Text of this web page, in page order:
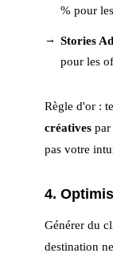
% pour
Stories
pour les
Règle d'or :
créatives par
pas votre
4.
Générer du
destination